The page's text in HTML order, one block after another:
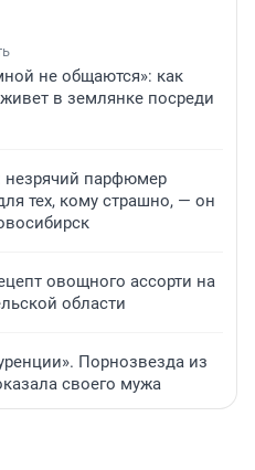
не общаются»: как
в землянке посреди
незрячий парфюмер
тех, кому страшно, — он
овощного ассорти на
области
Порнозвезда из
своего мужа